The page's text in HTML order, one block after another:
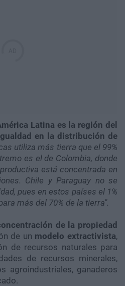
Latina es la región del
en la distribución de
utiliza más tierra que el 99%
es el de Colombia, donde
está concentrada en
Chile y Paraguay no se
pues en estos países el 1%
más del 70% de la tierra".
de la propiedad
de un modelo extractivista,
de recursos naturales para
de recursos minerales,
agroindustriales, ganaderos